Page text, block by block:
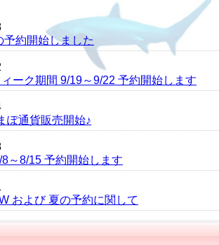
予約開始しました
ーク期間 9/19～9/22 予約開始します
ぽ通貨販売開始♪
～8/15 予約開始します
および 夏の予約に関して